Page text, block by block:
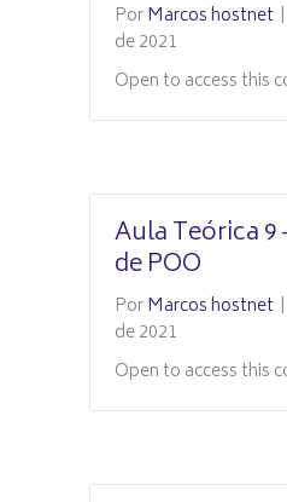
PorMarcos hostnet |
de 2021
Open to access this
Aula Teórica 9
de POO
PorMarcos hostnet |
de 2021
Open to access this